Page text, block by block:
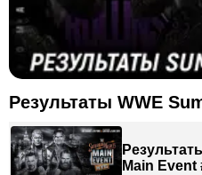
Результаты WWE
Main Event